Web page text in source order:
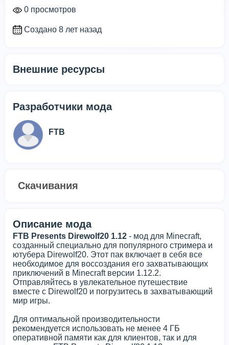
0 просмотров
Создано 8 лет назад
Внешние ресурсы
Разработчики мода
FTB
Скачивания
Описание мода
FTB Presents Direwolf20 1.12 - мод для Minecraft,
созданный специально для популярного стримера и
ютубера Direwolf20. Этот пак включает в себя все
необходимое для воссоздания его захватывающих
приключений в Minecraft версии 1.12.2.
Отправляйтесь в увлекательное путешествие
вместе с Direwolf20 и погрузитесь в захватывающий
мир игры.
Для оптимальной производительности
рекомендуется использовать не менее 4 ГБ
оперативной памяти как для клиентов, так и для